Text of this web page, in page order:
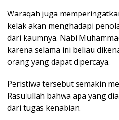
Waraqah juga
kelak akan menghadapi
dari kaumnya. Nabi
karena selama ini beliau
orang yang dapat dipercaya.
Peristiwa tersebut semakin
Rasulullah bahwa apa yang
dari tugas kenabian.